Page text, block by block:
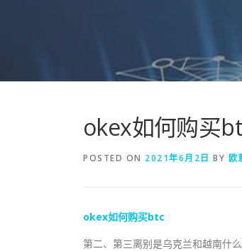
okex如何购买
POSTED ON 2021年6月2日 BY 欧
okex如何购买btc
第二、第三离别是乌克兰和越南什